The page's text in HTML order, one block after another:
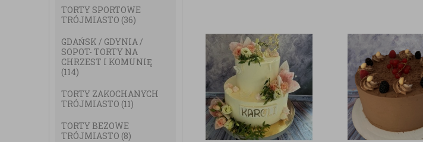
TORTY SPORTOWE
TRÓJMIASTO (36)
GDAŃSK / GDYNIA /
SOPOT- TORTY NA
CHRZEST I KOMUNIĘ
(114)
TORTY ZAKOCHANYCH
TRÓJMIASTO (11)
TORTY BEZOWE
TRÓJMIASTO (8)